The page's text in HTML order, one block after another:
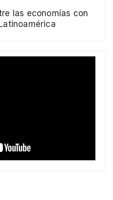
las economías con